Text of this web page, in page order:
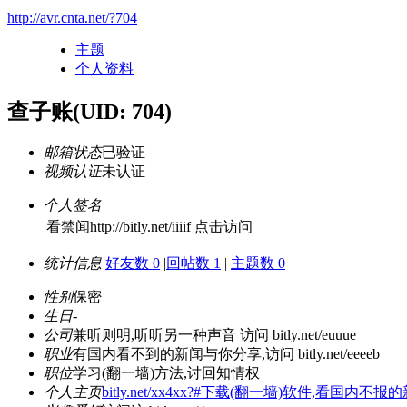
http://avr.cnta.net/?704
主题
个人资料
查子账(UID: 704)
邮箱状态已验证
视频认证未认证
个人签名
看禁闻http://bitly.net/iiiif 点击访问
统计信息 好友数 0 |回帖数 1 | 主题数 0
性别保密
生日-
公司兼听则明,听听另一种声音 访问 bitly.net/euuue
职业有国内看不到的新闻与你分享,访问 bitly.net/eeeeb
职位学习(翻一墙)方法,讨回知情权
个人主页bitly.net/xx4xx?#下载(翻一墙)软件,看国内不报的